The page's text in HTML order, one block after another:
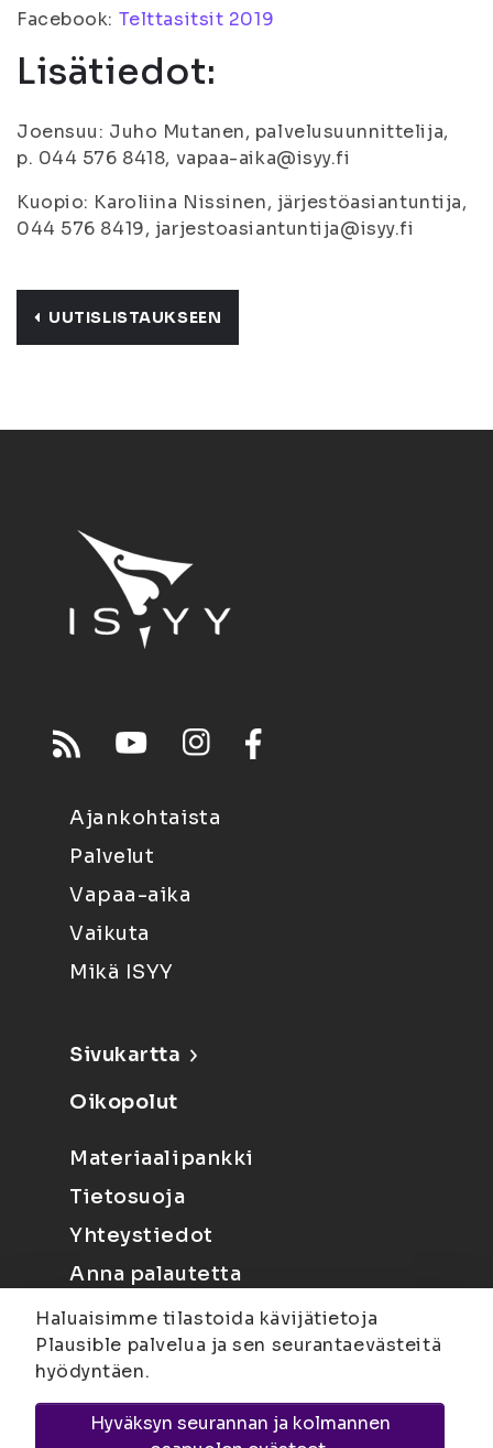
Facebook: Telttasitsit 2019
Lisätiedot:
Joensuu: Juho Mutanen, palvelusuunnittelija,
p. 044 576 8418, vapaa-aika@isyy.fi
Kuopio: Karoliina Nissinen, järjestöasiantuntija,
044 576 8419, jarjestoasiantuntija@isyy.fi
UUTISLISTAUKSEEN
Ajankohtaista
Palvelut
Vapaa-aika
Vaikuta
Mikä ISYY
Sivukartta
Oikopolut
Materiaalipankki
Tietosuoja
Yhteystiedot
Anna palautetta
Joensuu Suvantokatu 6, 80100 Joensuu |
Haluaisimme tilastoida kävijätietoja
Plausible palvelua ja sen seurantaevästeitä
hyödyntäen.
Hyväksyn seurannan ja kolmannen